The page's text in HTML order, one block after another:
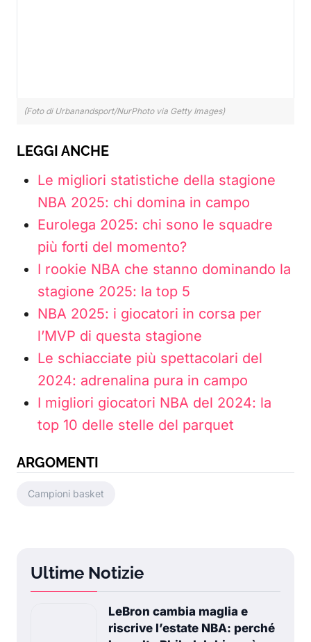
(Foto di Urbanandsport/NurPhoto via Getty Images)
LEGGI ANCHE
Le migliori statistiche della stagione
NBA 2025: chi domina in campo
Eurolega 2025: chi sono le squadre
più forti del momento?
I rookie NBA che stanno dominando la
stagione 2025: la top 5
NBA 2025: i giocatori in corsa per
l’MVP di questa stagione
Le schiacciate più spettacolari del
2024: adrenalina pura in campo
I migliori giocatori NBA del 2024: la
top 10 delle stelle del parquet
ARGOMENTI
Campioni basket
Ultime Notizie
LeBron cambia maglia e
riscrive l’estate NBA: perché